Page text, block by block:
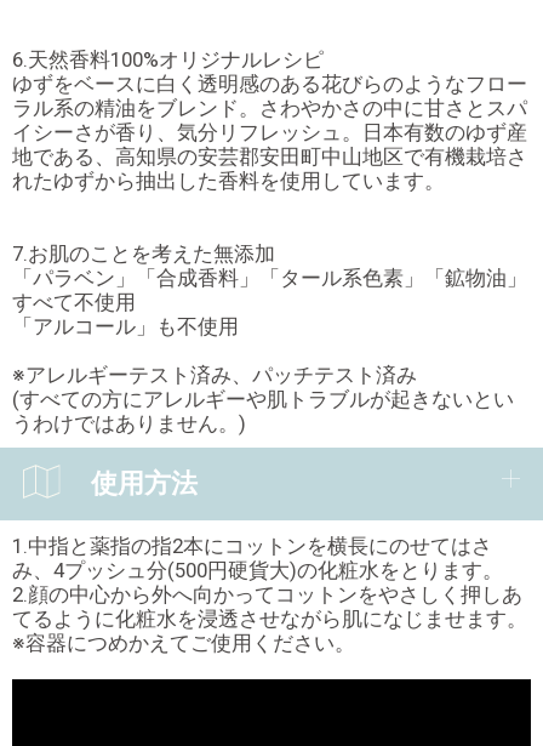
6.天然香料100%オリジナルレシピ
ゆずをベースに白く透明感のある花びらのようなフロー
ラル系の精油をブレンド。さわやかさの中に甘さとスパ
イシーさが香り、気分リフレッシュ。日本有数のゆず産
地である、高知県の安芸郡安田町中山地区で有機栽培さ
れたゆずから抽出した香料を使用しています。
7.お肌のことを考えた無添加
「パラベン」「合成香料」「タール系色素」「鉱物油」
すべて不使用
「アルコール」も不使用
※アレルギーテスト済み、パッチテスト済み
(すべての方にアレルギーや肌トラブルが起きないとい
うわけではありません。)
使用方法
1.中指と薬指の指2本にコットンを横長にのせてはさ
み、4プッシュ分(500円硬貨大)の化粧水をとります。
2.顔の中心から外へ向かってコットンをやさしく押しあ
てるように化粧水を浸透させながら肌になじませます。
※容器につめかえてご使用ください。